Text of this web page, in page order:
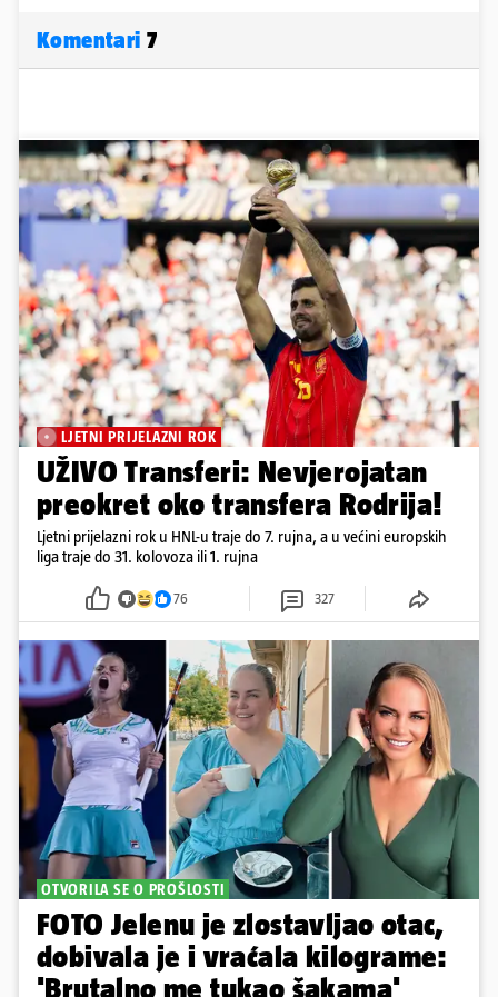
Komentari 7
LJETNI PRIJELAZNI ROK
UŽIVO Transferi: Nevjerojatan
preokret oko transfera Rodrija!
Ljetni prijelazni rok u HNL-u traje do 7. rujna, a u većini europskih
liga traje do 31. kolovoza ili 1. rujna
76 327
OTVORILA SE O PROŠLOSTI
FOTO Jelenu je zlostavljao otac,
dobivala je i vraćala kilograme:
'Brutalno me tukao šakama'